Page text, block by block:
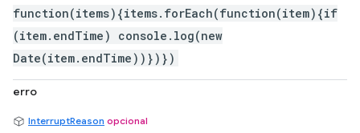
function(items){items.forEach(function(item){if
(item.endTime) console.log(new
Date(item.endTime))})})
erro
InterruptReason opcional